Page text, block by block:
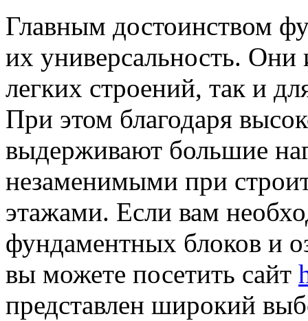
Главным достоинством
их универсальность. Они
легких строений, так и
При этом благодаря
выдерживают большие
незаменимыми при
этажами. Если вам
фундаментных блоков и
вы можете посетить сайт
представлен широкий